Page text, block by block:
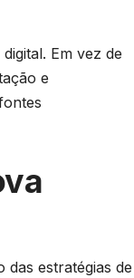
Em vez de
e
das estratégias de